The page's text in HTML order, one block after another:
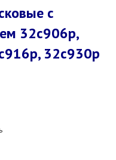
с
32с906р,
32с930р